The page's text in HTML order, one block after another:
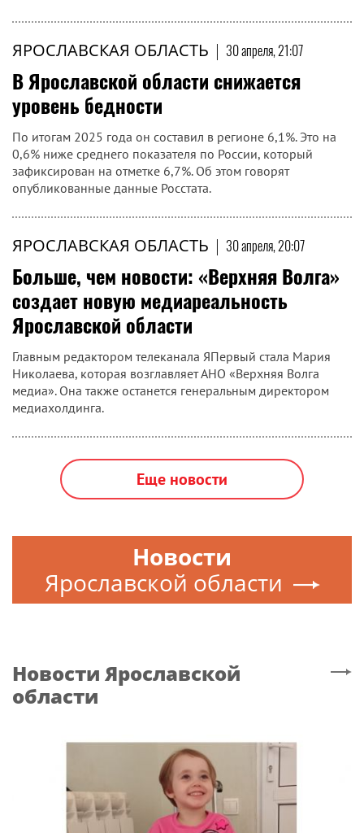
ЯРОСЛАВСКАЯ ОБЛАСТЬ | 30 апреля, 21:07
В Ярославской области снижается
уровень бедности
По итогам 2025 года он составил в регионе 6,1%. Это на
0,6% ниже среднего показателя по России, который
зафиксирован на отметке 6,7%. Об этом говорят
опубликованные данные Росстата.
ЯРОСЛАВСКАЯ ОБЛАСТЬ | 30 апреля, 20:07
Больше, чем новости: «Верхняя Волга»
создает новую медиареальность
Ярославской области
Главным редактором телеканала ЯПервый стала Мария
Николаева, которая возглавляет АНО «Верхняя Волга
медиа». Она также останется генеральным директором
медиахолдинга.
Еще новости
Новости
Ярославской области
Новости Ярославской
области